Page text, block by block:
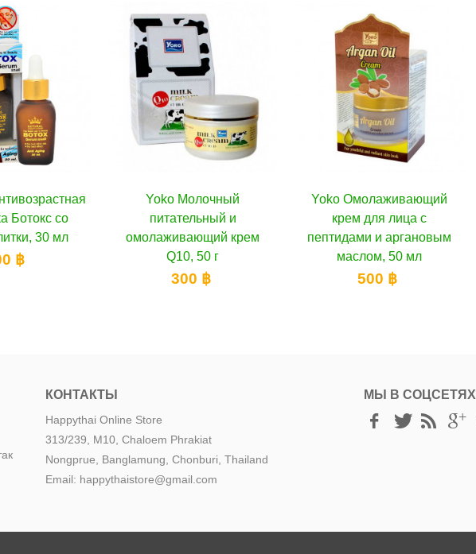
корзину
и
крем
50 г
В корзину
Yoko Омолаживающий
крем для лица с
пептидами и аргановым
маслом, 50 мл
500 ฿
В корзину
Отбеливающий крем для
лица с жемчужной пудрой,
50 г
300 ฿
КОНТАКТЫ
Happythai Online Store
313/239, M10, Chaloem Phrakiat
Nongprue, Banglamung, Chonburi, Thailand
Email: happythaistore@gmail.com
МЫ В СОЦСЕТЯХ